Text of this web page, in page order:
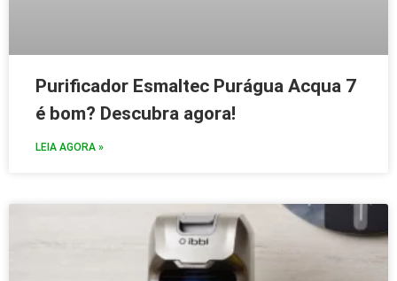
Purificador Esmaltec Purágua Acqua 7
é bom? Descubra agora!
LEIA AGORA »